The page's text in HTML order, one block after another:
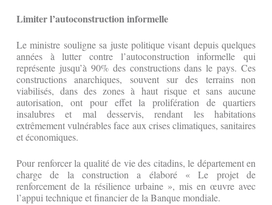
Limiter l’autoconstruction informelle
Le ministre souligne sa juste politique visant depuis quelques
années à lutter contre l’autoconstruction informelle qui
représente jusqu’à 90% des constructions dans le pays. Ces
constructions anarchiques, souvent sur des terrains non
viabilisés, dans des zones à haut risque et sans aucune
autorisation, ont pour effet la prolifération de quartiers
insalubres et mal desservis, rendant les habitations
extrêmement vulnérables face aux crises climatiques, sanitaires
et économiques.
Pour renforcer la qualité de vie des citadins, le département en
charge de la construction a élaboré « Le projet de
renforcement de la résilience urbaine », mis en œuvre avec
l’appui technique et financier de la Banque mondiale.